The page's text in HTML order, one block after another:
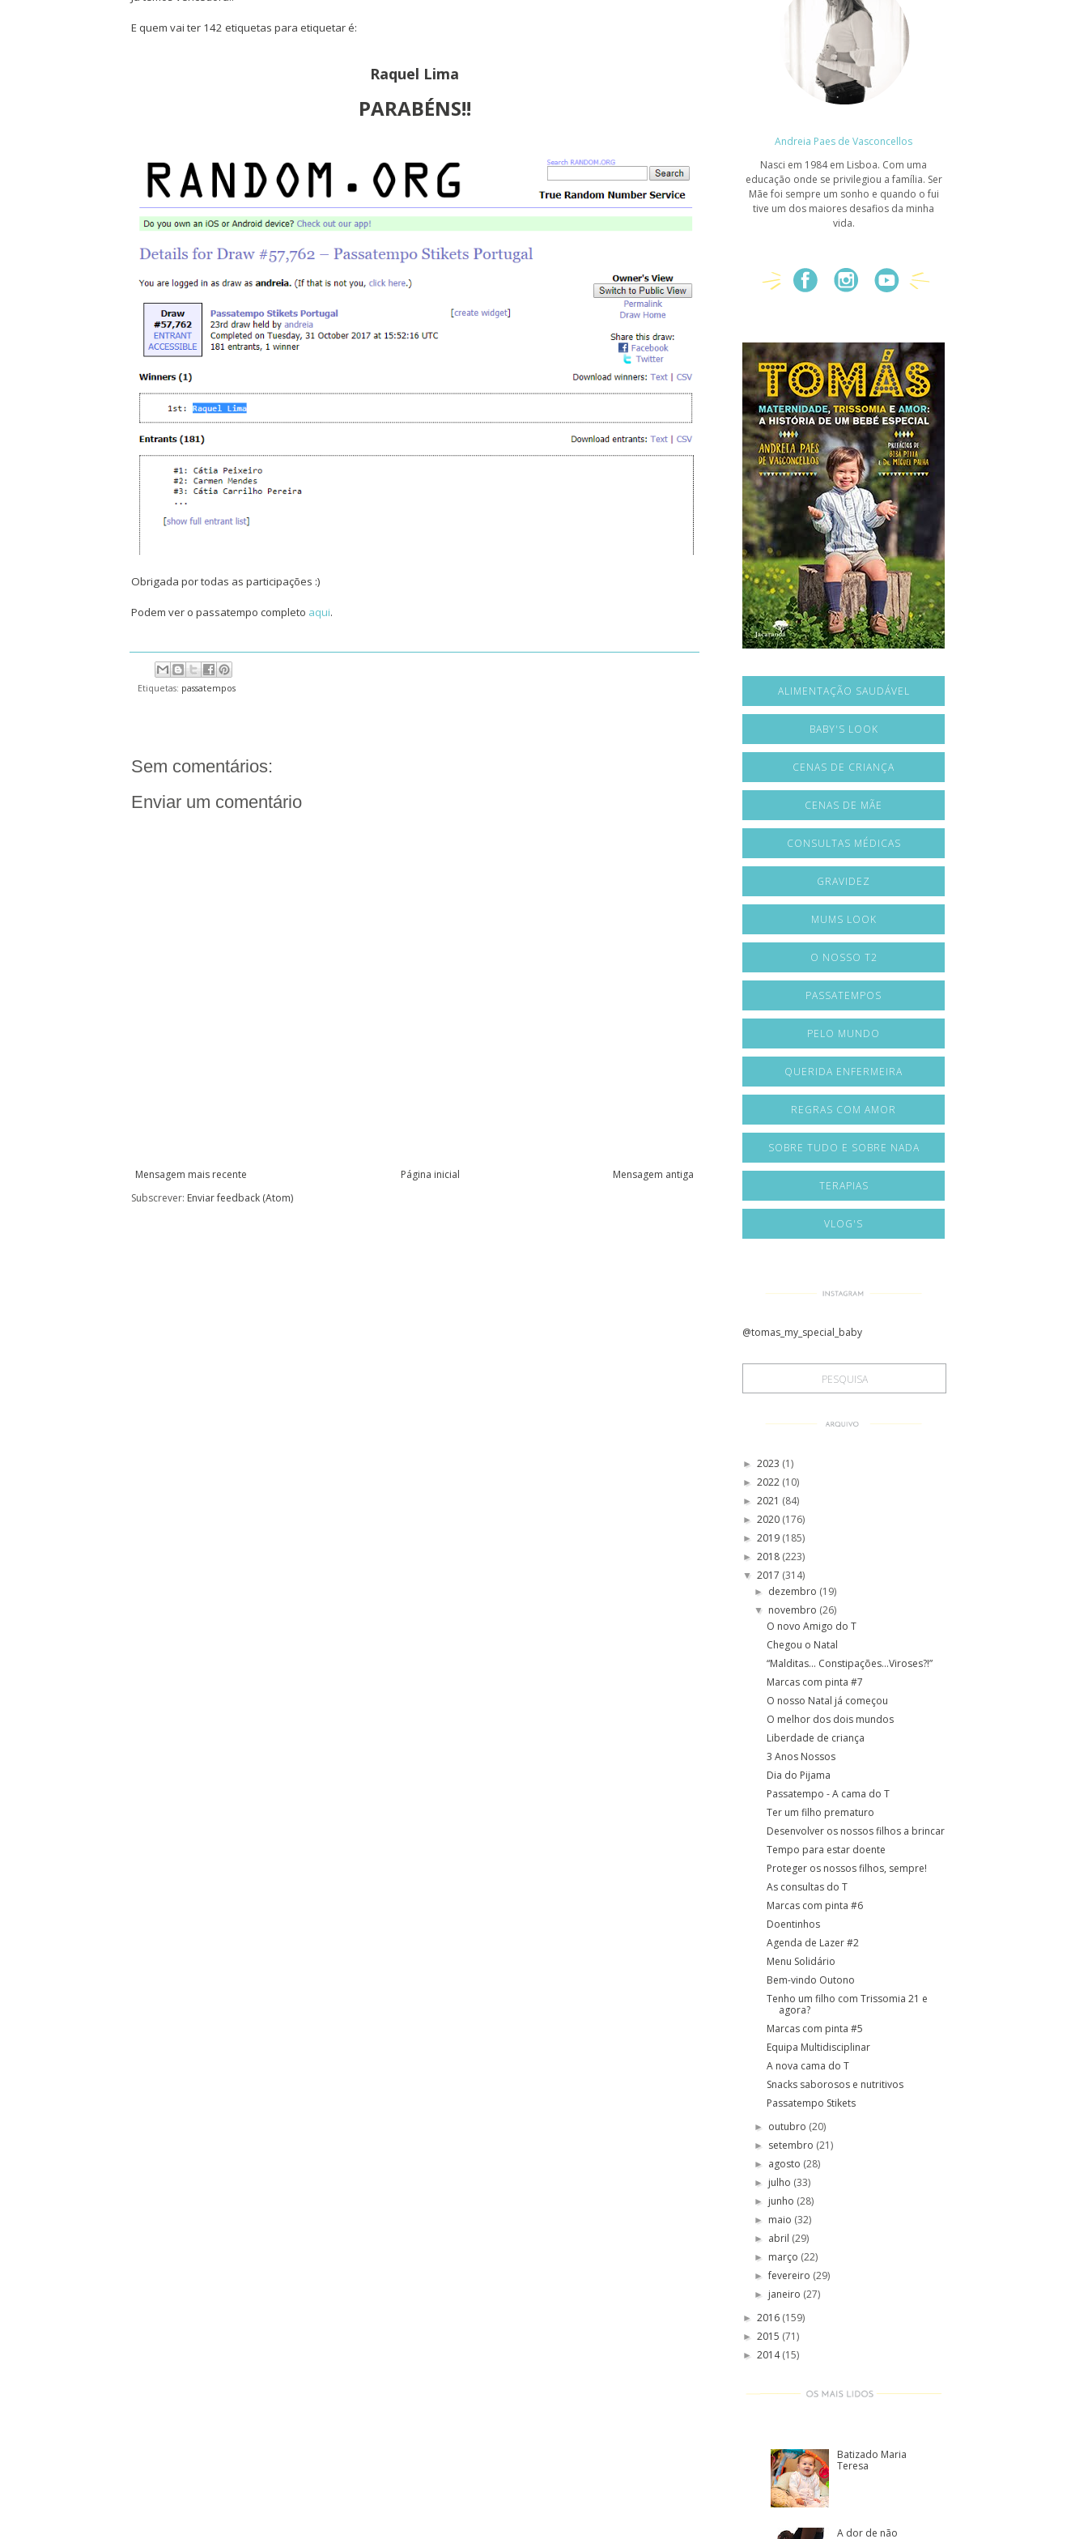
E quem vai ter 142 etiquetas para etiquetar é:
Raquel Lima
PARABÉNS!!
Obrigada por todas as participações :)
Podem ver o passatempo completo aqui.
Etiquetas: passatempos
Sem comentários:
Enviar um comentário
Mensagem mais recente Mensagem antiga
Página inicial
Subscrever: Enviar feedback (Atom)
Andreia Paes de Vasconcellos
Nasci em 1984 em Lisboa. Com uma
educação onde se privilegiou a família. Ser
Mãe foi sempre um sonho e quando o fui
tive um dos maiores desafios da minha
vida.
ALIMENTAÇÃO SAUDÁVEL
BABY'S LOOK
CENAS DE CRIANÇA
CENAS DE MÃE
CONSULTAS MÉDICAS
GRAVIDEZ
MUMS LOOK
O NOSSO T2
PASSATEMPOS
PELO MUNDO
QUERIDA ENFERMEIRA
REGRAS COM AMOR
SOBRE TUDO E SOBRE NADA
TERAPIAS
VLOG'S
@tomas_my_special_baby
► 2023 (1)
► 2022 (10)
► 2021 (84)
► 2020 (176)
► 2019 (185)
► 2018 (223)
▼ 2017 (314)
► dezembro (19)
▼ novembro (26)
O novo Amigo do T
Chegou o Natal
“Malditas… Constipações…Viroses?!”
Marcas com pinta #7
O nosso Natal já começou
O melhor dos dois mundos
Liberdade de criança
3 Anos Nossos
Dia do Pijama
Passatempo - A cama do T
Ter um filho prematuro
Desenvolver os nossos filhos a brincar
Tempo para estar doente
Proteger os nossos filhos, sempre!
As consultas do T
Marcas com pinta #6
Doentinhos
Agenda de Lazer #2
Menu Solidário
Bem-vindo Outono
Tenho um filho com Trissomia 21 e
agora?
Marcas com pinta #5
Equipa Multidisciplinar
A nova cama do T
Snacks saborosos e nutritivos
Passatempo Stikets
► outubro (20)
► setembro (21)
► agosto (28)
► julho (33)
► junho (28)
► maio (32)
► abril (29)
► março (22)
►fevereiro (29)
► janeiro (27)
► 2016 (159)
► 2015 (71)
► 2014(15)
Batizado Maria
Teresa
A dor de não